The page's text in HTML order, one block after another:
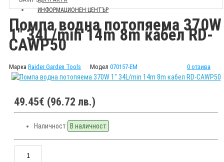
ИНФОРМАЦИОНЕН ЦЕНТЪР
Помпа водна потопяема 370W
1" 34L/min 14m 8m кабел RD-
CAWP50
Марка Raider Garden Tools Модел 070157-EM 0 отзива
49.45€ (96.72 лв.)
Наличност В наличност